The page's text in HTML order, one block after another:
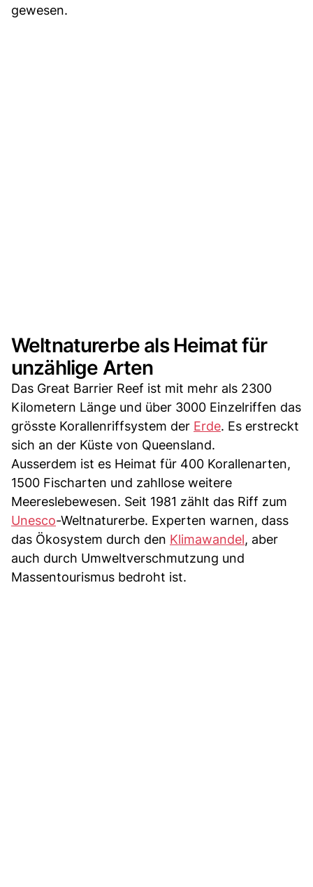
gewesen.
Weltnaturerbe als Heimat für
unzählige Arten
Das Great Barrier Reef ist mit mehr als 2300
Kilometern Länge und über 3000 Einzelriffen das
grösste Korallenriffsystem der Erde. Es erstreckt
sich an der Küste von Queensland.
Ausserdem ist es Heimat für 400 Korallenarten,
1500 Fischarten und zahllose weitere
Meereslebewesen. Seit 1981 zählt das Riff zum
Unesco-Weltnaturerbe. Experten warnen, dass
das Ökosystem durch den Klimawandel, aber
auch durch Umweltverschmutzung und
Massentourismus bedroht ist.